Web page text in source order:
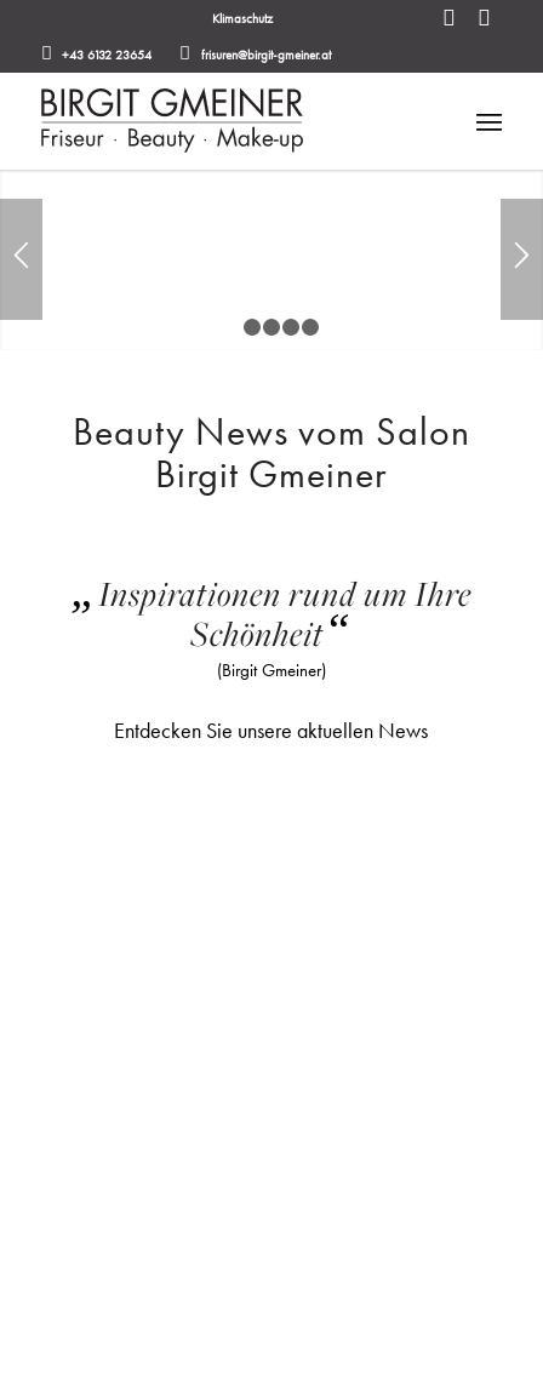
Klimaschutz
+43 6132 23654 frisuren@birgit-gmeiner.at
Beauty News vom Salon
Birgit Gmeiner
„Inspirationen rund um Ihre
Schönheit“
(Birgit Gmeiner)
Entdecken Sie unsere aktuellen News